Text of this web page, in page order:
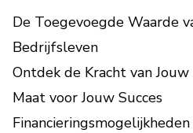
De Toegevoegde Waarde
Bedrijfsleven
Ontdek de Kracht van
Maat voor Jouw Succes
Financieringsmogelijkheden